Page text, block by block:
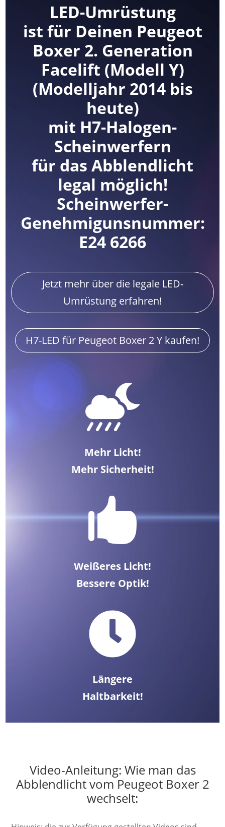
LED-Umrüstung
ist für Deinen Peugeot
Boxer 2. Generation
Facelift (Modell Y)
(Modelljahr 2014 bis
heute)
mit H7-Halogen-
Scheinwerfern
für das Abblendlicht
legal möglich!
Scheinwerfer-
Genehmigunsnummer:
E24 6266
Jetzt mehr über die legale LED-
Umrüstung erfahren!
H7-LED für Peugeot Boxer 2 Y kaufen!

Mehr Licht!
Mehr Sicherheit!

Weißeres Licht!
Bessere Optik!

Längere
Haltbarkeit!
Video-Anleitung: Wie man das
Abblendlicht vom Peugeot Boxer 2
wechselt: